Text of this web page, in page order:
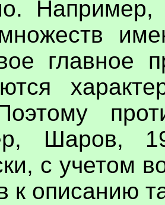
Шаров,
с учетом
к описанию